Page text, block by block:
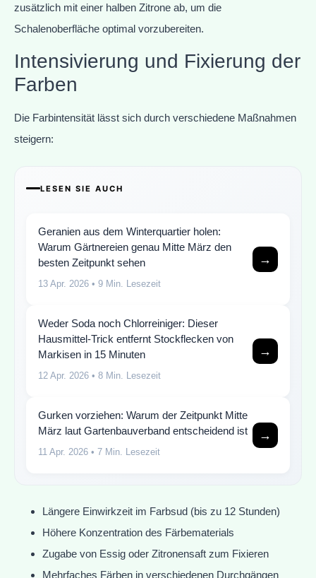
zusätzlich mit einer halben Zitrone ab, um die
Schalenoberfläche optimal vorzubereiten.
Intensivierung und Fixierung der
Farben
Die Farbintensität lässt sich durch verschiedene Maßnahmen
steigern:
LESEN SIE AUCH
Geranien aus dem Winterquartier holen:
Warum Gärtnereien genau Mitte März den
besten Zeitpunkt sehen
13 Apr. 2026 • 9 Min. Lesezeit
→
Weder Soda noch Chlorreiniger: Dieser
Hausmittel-Trick entfernt Stockflecken von
Markisen in 15 Minuten
12 Apr. 2026 • 8 Min. Lesezeit
→
Gurken vorziehen: Warum der Zeitpunkt Mitte
März laut Gartenbauverband entscheidend ist
11 Apr. 2026 • 7 Min. Lesezeit
→
Längere Einwirkzeit im Farbsud (bis zu 12 Stunden)
Höhere Konzentration des Färbematerials
Zugabe von Essig oder Zitronensaft zum Fixieren
Mehrfaches Färben in verschiedenen Durchgängen